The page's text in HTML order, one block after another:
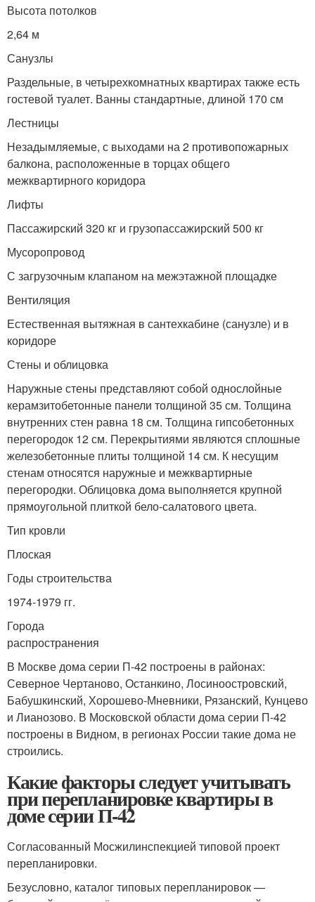
Высота потолков
2,64 м
Санузлы
Раздельные, в четырехкомнатных квартирах также есть
гостевой туалет. Ванны стандартные, длиной 170 см
Лестницы
Незадымляемые, с выходами на 2 противопожарных
балкона, расположенные в торцах общего
межквартирного коридора
Лифты
Пассажирский 320 кг и грузопассажирский 500 кг
Мусоропровод
С загрузочным клапаном на межэтажной площадке
Вентиляция
Естественная вытяжная в сантехкабине (санузле) и в
коридоре
Стены и облицовка
Наружные стены представляют собой однослойные
керамзитобетонные панели толщиной 35 см. Толщина
внутренних стен равна 18 см. Толщина гипсобетонных
перегородок 12 см. Перекрытиями являются сплошные
железобетонные плиты толщиной 14 см. К несущим
стенам относятся наружные и межквартирные
перегородки. Облицовка дома выполняется крупной
прямоугольной плиткой бело-салатового цвета.
Тип кровли
Плоская
Годы строительства
1974-1979 гг.
Города
распространения
В Москве дома серии П-42 построены в районах:
Северное Чертаново, Останкино, Лосиноостровский,
Бабушкинский, Хорошево-Мневники, Рязанский, Кунцево
и Лианозово. В Московской области дома серии П-42
построены в Видном, в регионах России такие дома не
строились.
Какие факторы следует учитывать
при перепланировке квартиры в
доме серии П-42
Согласованный Мосжилинспекцией типовой проект
перепланировки.
Безусловно, каталог типовых перепланировок —